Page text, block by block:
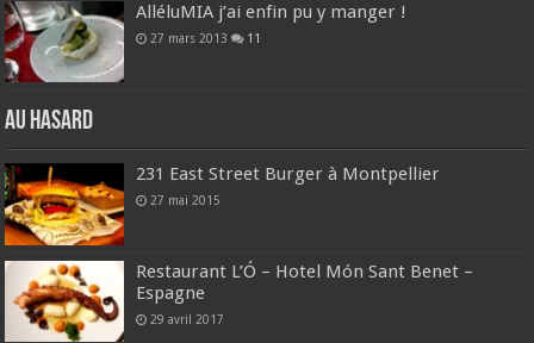
AlléluMIA j’ai enfin pu y manger !
27 mars 2013 11
Au hasard
231 East Street Burger à Montpellier
27 mai 2015
Restaurant L’Ó – Hotel Món Sant Benet –
Espagne
29 avril 2017